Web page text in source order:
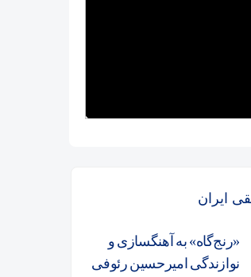
ایران
«رنج‌گاه» به آهنگسازی و
نوازندگی امیرحسین رئوفی